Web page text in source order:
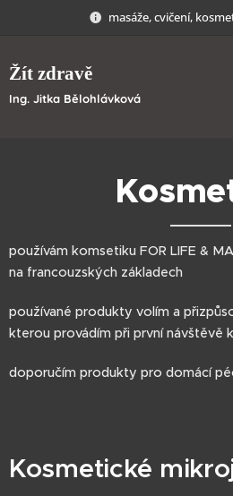
masáže, cvičení,
Žít zdravě
Ing. Jitka Bělohlávková
používám komsetiku FOR LIFE &
na francouzských základech
používané produkty volím a
kterou provádím při první návštěvě
doporučím produkty pro domácí
Kosmetické